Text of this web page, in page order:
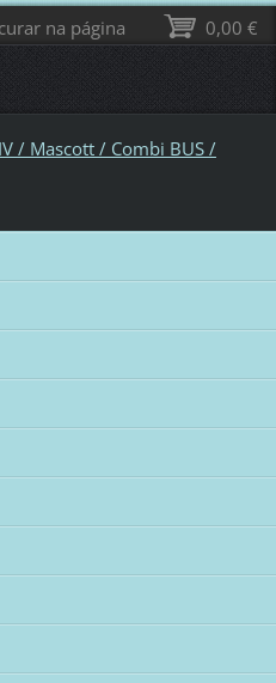
/ Mascott / Combi BUS /
0,00 €
na página